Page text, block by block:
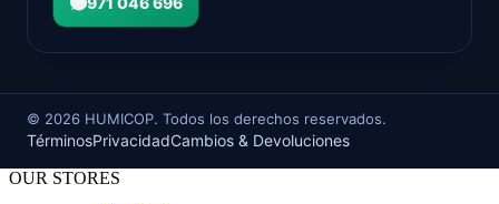
© 2026 HUMICOP. Todos los derechos reservados.
TérminosPrivacidadCambios & Devoluciones
OUR STORES